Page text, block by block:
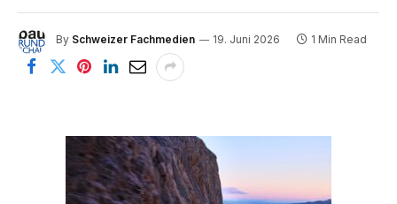
By Schweizer Fachmedien 19. Juni 2026 1 Min Read